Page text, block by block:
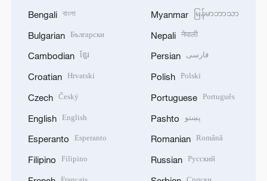
Bengali বাংলা
Bulgarian Български
Cambodian ខ្មែរ
Croatian Hrvatski
Czech Český
English English
Esperanto Esperanto
Filipino Filipino
Myanmar မြန်မာဘာသာ
Nepali नेपाली
Persian فارسی
Polish Polski
Portuguese Português
Pashto پښتو
Romanian Română
Russian Русский